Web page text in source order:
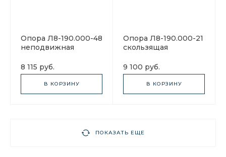
Опора Л8-190.000-48
неподвижная
8 115 руб.
В КОРЗИНУ
Опора Л8-190.000-21
скользящая
9 100 руб.
В КОРЗИНУ
ПОКАЗАТЬ ЕЩЕ